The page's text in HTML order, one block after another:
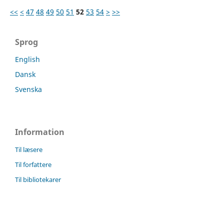
<< < 47 48 49 50 51 52 53 54 > >>
Sprog
English
Dansk
Svenska
Information
Til læsere
Til forfattere
Til bibliotekarer